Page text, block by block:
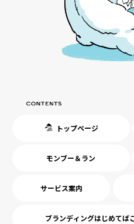
トップページ
モンブー＆ラン
サービス案内
ブランディングはじめてば